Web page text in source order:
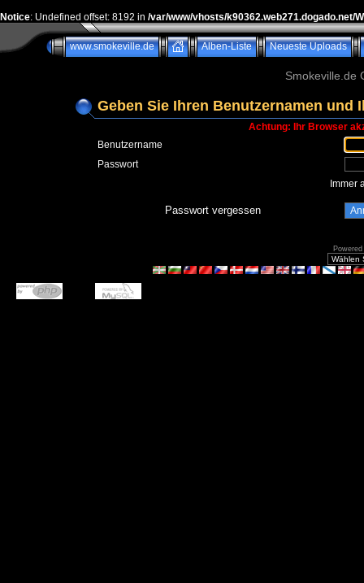
Notice: Undefined offset: 8192 in /var/www/vhosts/k90362.web271.dogado.net/
www.smokeville.de Alben-Liste Neueste Uploads
Smokeville.de
Geben Sie Ihren Benutzernamen
Achtung: Ihr Browser
Benutzername
Passwort
Immer
Passwort vergessen